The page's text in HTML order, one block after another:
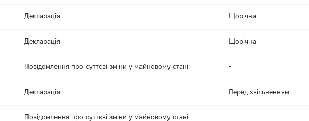
Декларація Щорічна
Декларація Щорічна
Повідомлення про суттєві зміни y майновому стані -
Декларація Перед звільненням
Повідомлення про суттєві зміни y майновому стані -